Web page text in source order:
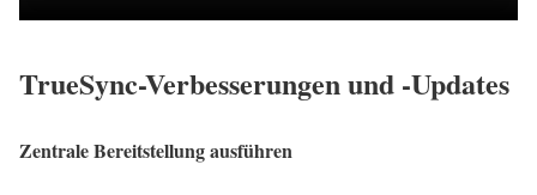
TrueSync-Verbesserungen und -Updates
Zentrale Bereitstellung ausführen